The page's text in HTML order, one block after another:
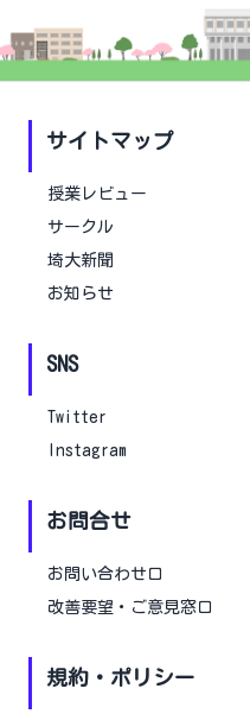
サイトマップ
授業レビュー
サークル
埼大新聞
お知らせ
SNS
Twitter
Instagram
お問合せ
お問い合わせ口
改善要望・ご意見窓口
規約・ポリシー